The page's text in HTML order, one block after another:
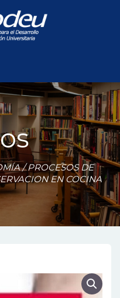
/ PROCESOS DE
EN COCINA